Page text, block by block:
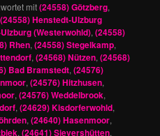
mit(24558) Götzberg,
(24558) Henstedt-Ulzburg
(Westerwohld),(24558)
Rhen,(24558) Stegelkamp,
,(24568) Nützen,(24568)
Bad Bramstedt,(24576)
,(24576) Hitzhusen,
,(24576) Weddelbrook,
,(24629) Kisdorferwohld,
,(24640) Hasenmoor,
,(24641) Sievershütten,